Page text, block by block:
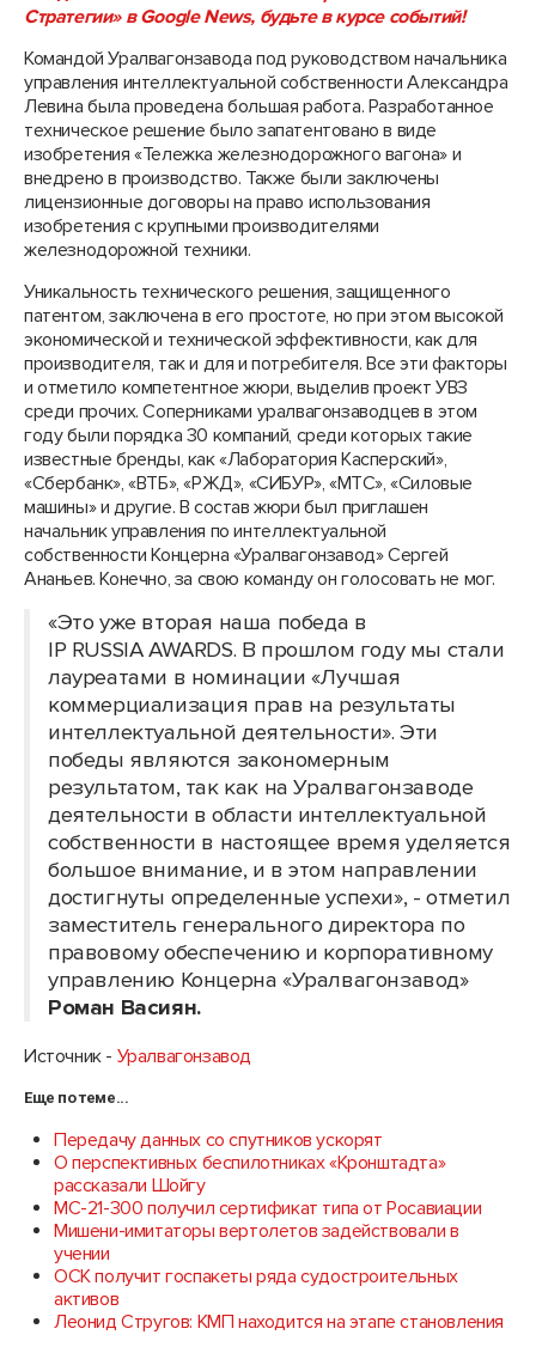
Стратегии» в Google News, будьте в курсе событий!
Командой Уралвагонзавода под руководством начальника
управления интеллектуальной собственности Александра
Левина была проведена большая работа. Разработанное
техническое решение было запатентовано в виде
изобретения «Тележка железнодорожного вагона» и
внедрено в производство. Также были заключены
лицензионные договоры на право использования
изобретения с крупными производителями
железнодорожной техники.
Уникальность технического решения, защищенного
патентом, заключена в его простоте, но при этом высокой
экономической и технической эффективности, как для
производителя, так и для и потребителя. Все эти факторы
и отметило компетентное жюри, выделив проект УВЗ
среди прочих. Соперниками уралвагонзаводцев в этом
году были порядка 30 компаний, среди которых такие
известные бренды, как «Лаборатория Касперский»,
«Сбербанк», «ВТБ», «РЖД», «СИБУР», «МТС», «Силовые
машины» и другие. В состав жюри был приглашен
начальник управления по интеллектуальной
собственности Концерна «Уралвагонзавод» Сергей
Ананьев. Конечно, за свою команду он голосовать не мог.
«Это уже вторая наша победа в
IP RUSSIA AWARDS. В прошлом году мы стали
лауреатами в номинации «Лучшая
коммерциализация прав на результаты
интеллектуальной деятельности». Эти
победы являются закономерным
результатом, так как на Уралвагонзаводе
деятельности в области интеллектуальной
собственности в настоящее время уделяется
большое внимание, и в этом направлении
достигнуты определенные успехи», - отметил
заместитель генерального директора по
правовому обеспечению и корпоративному
управлению Концерна «Уралвагонзавод»
Роман Васиян.
Источник - Уралвагонзавод
Еще по теме...
Передачу данных со спутников ускорят
О перспективных беспилотниках «Кронштадта»
рассказали Шойгу
МС-21-300 получил сертификат типа от Росавиации
Мишени-имитаторы вертолетов задействовали в
учении
ОСК получит госпакеты ряда судостроительных
активов
Леонид Стругов: КМП находится на этапе становления